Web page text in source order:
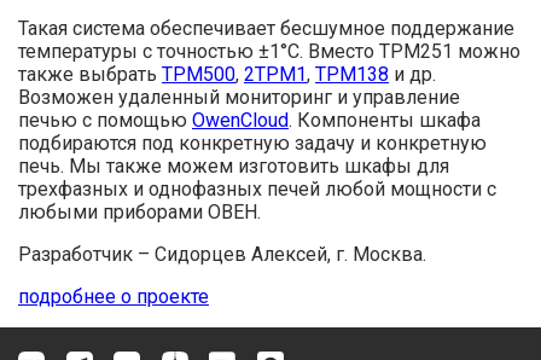
Такая система обеспечивает бесшумное поддержание
температуры с точностью ±1°C. Вместо ТРМ251 можно
также выбрать ТРМ500, 2ТРМ1, ТРМ138 и др.
Возможен удаленный мониторинг и управление
печью с помощью OwenCloud. Компоненты шкафа
подбираются под конкретную задачу и конкретную
печь. Мы также можем изготовить шкафы для
трехфазных и однофазных печей любой мощности с
любыми приборами ОВЕН.
Разработчик – Сидорцев Алексей, г. Москва.
подробнее о проекте